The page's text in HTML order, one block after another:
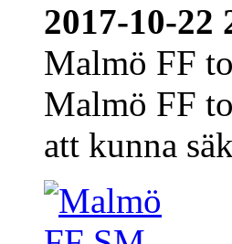
2017-10-22
Malmö FF
Malmö FF
att kunna